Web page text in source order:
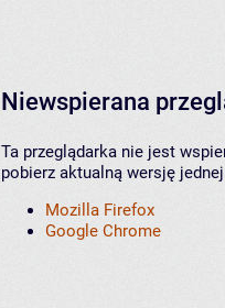
Niewspierana
Ta przeglądarka nie jest
pobierz aktualną wersję
Mozilla Firefox
Google Chrome